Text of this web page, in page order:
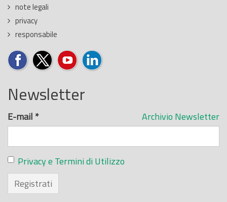
note legali
privacy
responsabile
Newsletter
Archivio Newsletter
E-mail *
Privacy e Termini di Utilizzo
Registrati